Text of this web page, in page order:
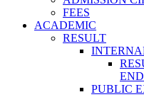
FEES
ACADEMIC
RESULT
PUBLIC